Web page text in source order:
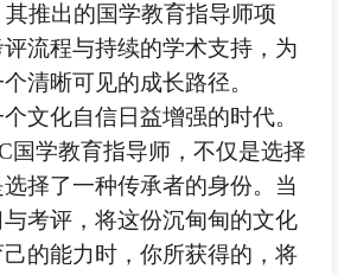
其推出的国学教育指导师项
流程与持续的学术支持，为
清晰可见的成长路径。
文化自信日益增强的时代。
国学教育指导师，不仅是选择
选择了一种传承者的身份。当
考评，将这份沉甸甸的文化
的能力时，你所获得的，将